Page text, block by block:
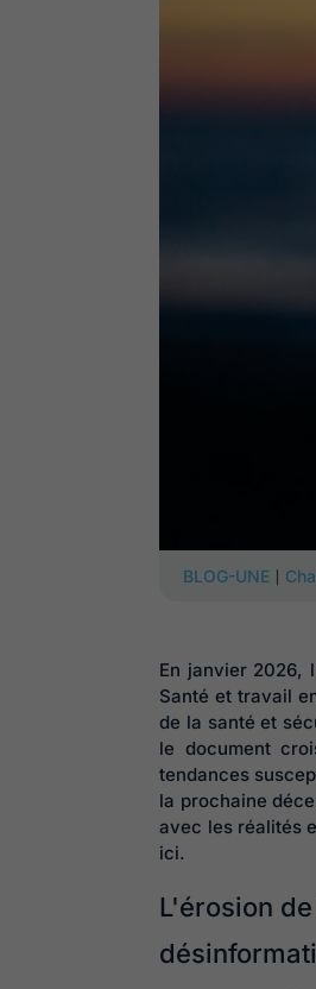
BLOG-UNE |
En janvier 2026,
Santé et travail
de la santé et
le document
tendances
la prochaine
avec les réalités
ici.
L'érosion